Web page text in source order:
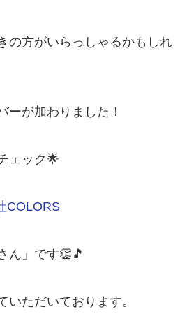
の方がいらっしゃるかもしれ
ーが加わりました！
ェック🌟
COLORS
ん」です👏🎵
いただいております。